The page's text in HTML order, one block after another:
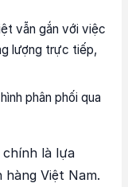
vẫn gắn với việc
lượng trực tiếp,
phân phối qua
chính là lựa
Việt Nam.